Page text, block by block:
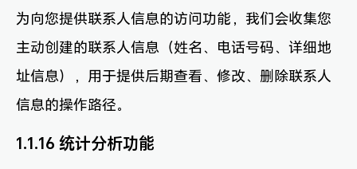
为向您提供联系人信息的访问功能，我们会收集您
主动创建的联系人信息（姓名、电话号码、详细地
址信息），用于提供后期查看、修改、删除联系人
信息的操作路径。
1.1.16 统计分析功能